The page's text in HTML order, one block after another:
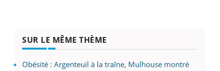
SUR LE MÊME THÈME
Obésité : Argenteuil à la traîne, Mulhouse montré